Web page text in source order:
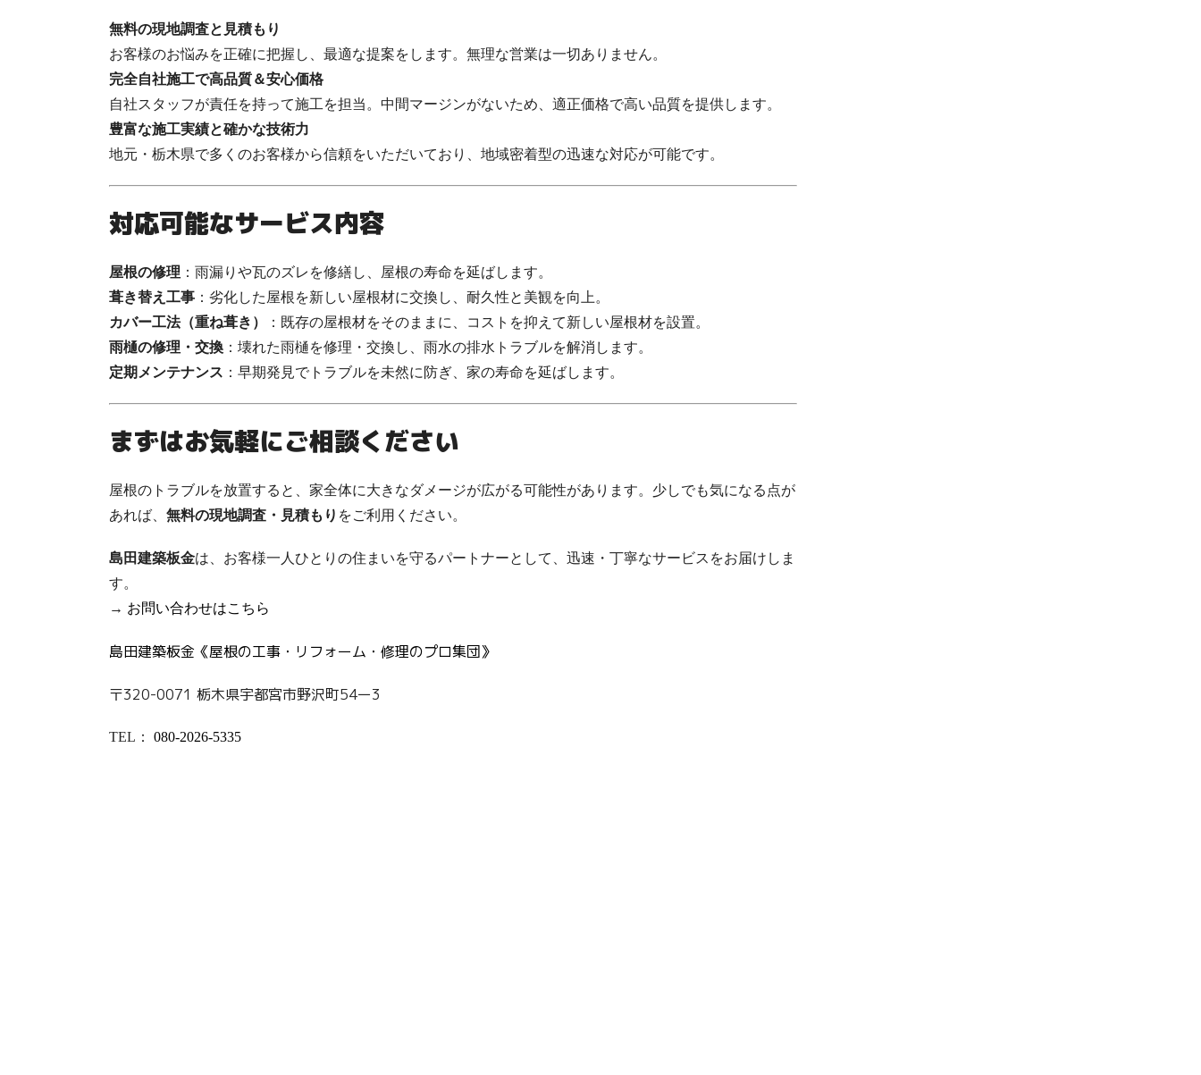
無料の現地調査と見積もり
お客様のお悩みを正確に把握し、最適な提案をします。無理な営業は一切ありません。
完全自社施工で高品質＆安心価格
自社スタッフが責任を持って施工を担当。中間マージンがないため、適正価格で高い品質を提供します。
豊富な施工実績と確かな技術力
地元・栃木県で多くのお客様から信頼をいただいており、地域密着型の迅速な対応が可能です。
対応可能なサービス内容
屋根の修理 ：雨漏りや瓦のズレを修繕し、屋根の寿命を延ばします。
葺き替え工事 ：劣化した屋根を新しい屋根材に交換し、耐久性と美観を向上。
カバー工法（重ね葺き）
：既存の屋根材をそのままに、コストを抑えて新しい屋根材を設置。
雨樋の修理・交換 ：壊れた雨樋を修理・交換し、雨水の排水トラブルを解消します。
定期メンテナンス ：早期発見でトラブルを未然に防ぎ、家の寿命を延ばします。
まずはお気軽にご相談ください
屋根のトラブルを放置すると、家全体に大きなダメージが広がる可能性があります。少しでも気になる点が
あれば、 無料の現地調査・見積もり をご利用ください。
島田建築板金は、お客様一人ひとりの住まいを守るパートナーとして、迅速・丁寧なサービスをお届けしま
す。
→ お問い合わせはこちら
島田建築板金《屋根の工事・リフォーム・修理のプロ集団》
〒320-0071 栃木県宇都宮市野沢町54ー3
TEL ： 080-2026-5335